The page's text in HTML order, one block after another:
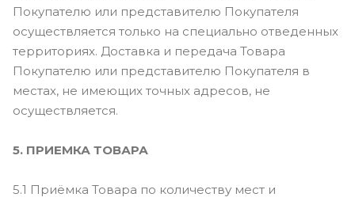
Покупателю или представителю Покупателя
осуществляется только на специально отведенных
территориях. Доставка и передача Товара
Покупателю или представителю Покупателя в
местах, не имеющих точных адресов, не
осуществляется.
5. ПРИЕМКА ТОВАРА
5.1 Приёмка Товара по количеству мест и